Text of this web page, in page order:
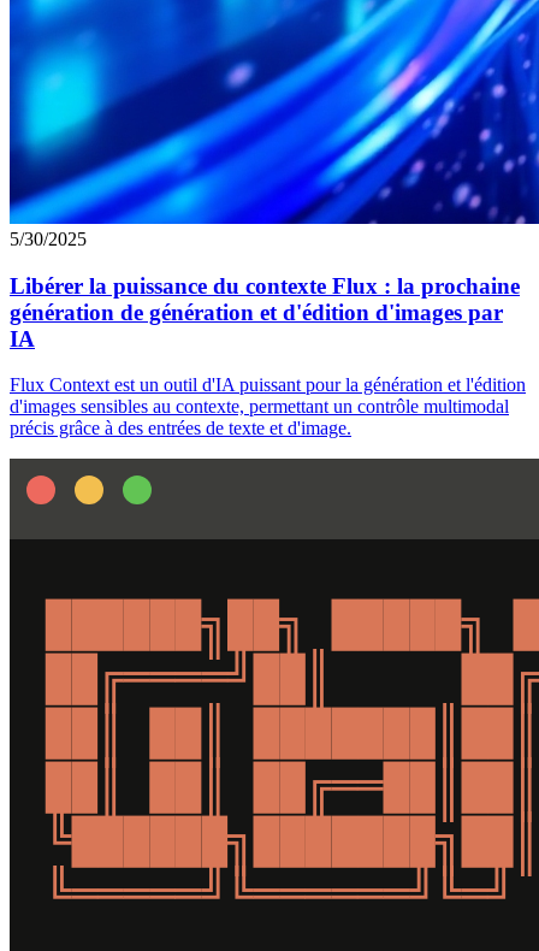
5/30/2025
Libérer la puissance du contexte Flux : la prochaine
génération de génération et d'édition d'images par
IA
Flux Context est un outil d'IA puissant pour la génération et l'édition
d'images sensibles au contexte, permettant un contrôle multimodal
précis grâce à des entrées de texte et d'image.